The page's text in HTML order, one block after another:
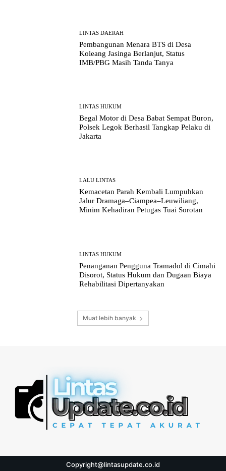
LINTAS DAERAH
Pembangunan Menara BTS di Desa
Koleang Jasinga Berlanjut, Status
IMB/PBG Masih Tanda Tanya
LINTAS HUKUM
Begal Motor di Desa Babat Sempat Buron,
Polsek Legok Berhasil Tangkap Pelaku di
Jakarta
LALU LINTAS
Kemacetan Parah Kembali Lumpuhkan
Jalur Dramaga–Ciampea–Leuwiliang,
Minim Kehadiran Petugas Tuai Sorotan
LINTAS HUKUM
Penanganan Pengguna Tramadol di Cimahi
Disorot, Status Hukum dan Dugaan Biaya
Rehabilitasi Dipertanyakan
Muat lebih banyak
Copyright@lintasupdate.co.id